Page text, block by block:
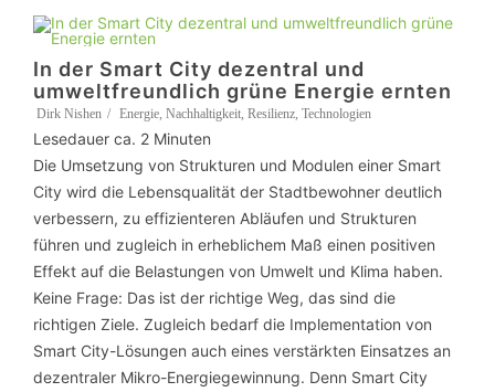
In der Smart City dezentral und
umweltfreundlich grüne Energie ernten
Dirk Nishen Energie Nachhaltigkeit Resilienz Technologien
Lesedauer ca. 2 Minuten
Die Umsetzung von Strukturen und Modulen einer Smart
City wird die Lebensqualität der Stadtbewohner deutlich
verbessern, zu effizienteren Abläufen und Strukturen
führen und zugleich in erheblichem Maß einen positiven
Effekt auf die Belastungen von Umwelt und Klima haben.
Keine Frage: Das ist der richtige Weg, das sind die
richtigen Ziele. Zugleich bedarf die Implementation von
Smart City-Lösungen auch eines verstärkten Einsatzes an
dezentraler Mikro-Energiegewinnung. Denn Smart City